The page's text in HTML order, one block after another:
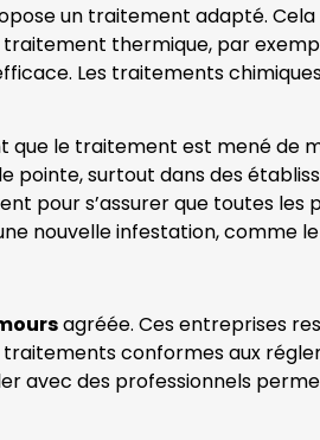
un traitement adapté.
thermique, par
Les traitements
que le traitement est mené
pointe, surtout dans des
pour s’assurer que toutes les
nouvelle infestation, comme
agréée. Ces entreprises
conformes aux
avec des professionnels